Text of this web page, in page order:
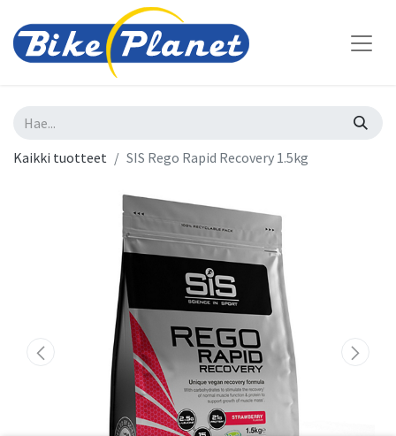
Kaikki tuotteet SIS Rego Rapid Recovery 1.5kg